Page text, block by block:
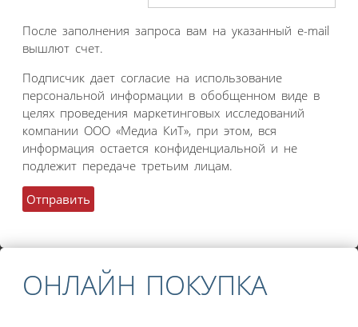
После заполнения запроса вам на указанный e-mail
вышлют счет.
Подписчик дает согласие на использование
персональной информации в обобщенном виде в
целях проведения маркетинговых исследований
компании ООО «Медиа КиТ», при этом, вся
информация остается конфиденциальной и не
подлежит передаче третьим лицам.
ОНЛАЙН ПОКУПКА